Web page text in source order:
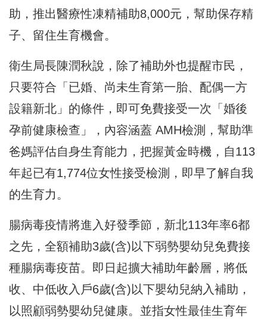
助，推出醫療性凍精補助8,000元，幫助保存精
子、留住生育機會。
衛生局長陳潤秋說， 除了補助外也提醒市民，
只要符合「已婚、尚未生育第一胎、配偶一方
設籍新北」的條件，即可免費接受一次「婚後
孕前健康檢查」，內容涵蓋 AMH檢測，幫助準
爸媽評估自身生育能力，把握黃金時機，自113
年起已有1,774位女性接受檢測，即早了解自我
的生育力。
腸病毒疫情將進入好發季節，新北113年率6都
之先，全額補助3歲(含)以下弱勢嬰幼兒免費接
種腸病毒疫苗。即日起擴大補助年齡層，將低
收、中低收入戶6歲(含)以下嬰幼兒納入補助，
以照顧弱勢嬰幼兒健康。並指女性最佳生育年